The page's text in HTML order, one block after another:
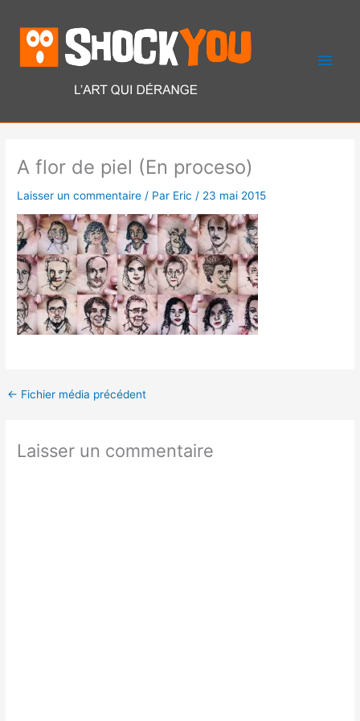
contenu
A flor de piel (En proceso)
Laisser un commentaire / Par Eric / 23 mai 2015
← Fichier média précédent
Laisser un commentaire